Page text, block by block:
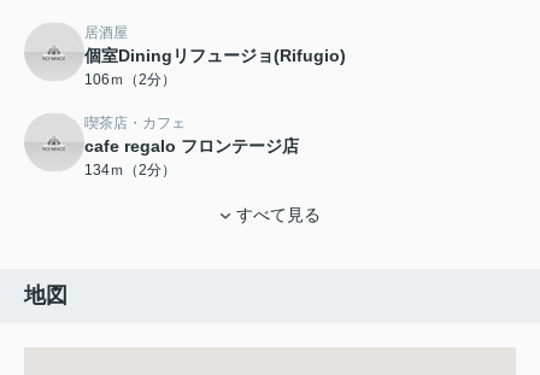
居酒屋
個室Diningリフュージョ(Rifugio)
106ｍ（2分）
喫茶店・カフェ
cafe regalo フロンテージ店
134ｍ（2分）
すべて見る
地図